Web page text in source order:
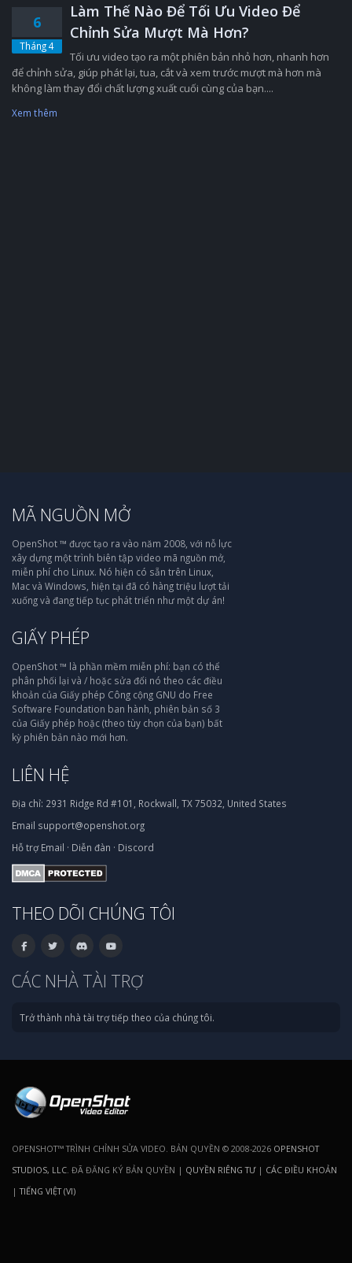
6
Tháng 4
Làm Thế Nào Để Tối Ưu Video Để
Chỉnh Sửa Mượt Mà Hơn?
Tối ưu video tạo ra một phiên bản nhỏ hơn, nhanh hơn
để chỉnh sửa, giúp phát lại, tua, cắt và xem trước mượt mà hơn mà
không làm thay đổi chất lượng xuất cuối cùng của bạn....
Xem thêm
MÃ NGUỒN MỞ
OpenShot ™ được tạo ra vào năm 2008, với nỗ lực
xây dựng một trình biên tập video mã nguồn mở,
miễn phí cho Linux. Nó hiện có sẵn trên Linux,
Mac và Windows, hiện tại đã có hàng triệu lượt tải
xuống và đang tiếp tục phát triển như một dự án!
GIẤY PHÉP
OpenShot ™ là phần mềm miễn phí: bạn có thể
phân phối lại và / hoặc sửa đổi nó theo các điều
khoản của Giấy phép Công cộng GNU do Free
Software Foundation ban hành, phiên bản số 3
của Giấy phép hoặc (theo tùy chọn của bạn) bất
kỳ phiên bản nào mới hơn.
LIÊN HỆ
Địa chỉ: 2931 Ridge Rd #101, Rockwall, TX 75032, United States
Email support@openshot.org
Hỗ trợ Email · Diễn đàn · Discord
THEO DÕI CHÚNG TÔI
CÁC NHÀ TÀI TRỢ
Trở thành nhà tài trợ tiếp theo của chúng tôi.
OPENSHOT™ TRÌNH CHỈNH SỬA VIDEO. BẢN QUYỀN © 2008-2026 OPENSHOT
STUDIOS, LLC . ĐÃ ĐĂNG KÝ BẢN QUYỀN | QUYỀN RIÊNG TƯ| CÁC ĐIỀU KHOẢN
|TIẾNG VIỆT (VI)